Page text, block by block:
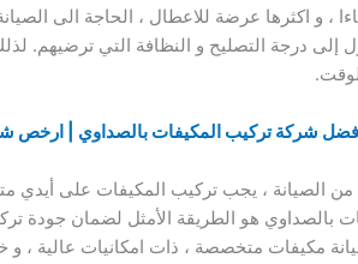
، و اكثرها عرضة للاعطال ، الحاجة الى
إلى درجة التصليح و النظافة التي
شركة تركيب المكيفات بالصداوي | ارخص
الصيانة ، يجب تركيب المكيفات على أيدي
هو الطريقة الأمثل لضمان جودة
مكيفات متخصصة ، ذات امكانيات عالية ، و